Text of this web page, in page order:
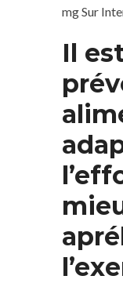
mg Sur
Il